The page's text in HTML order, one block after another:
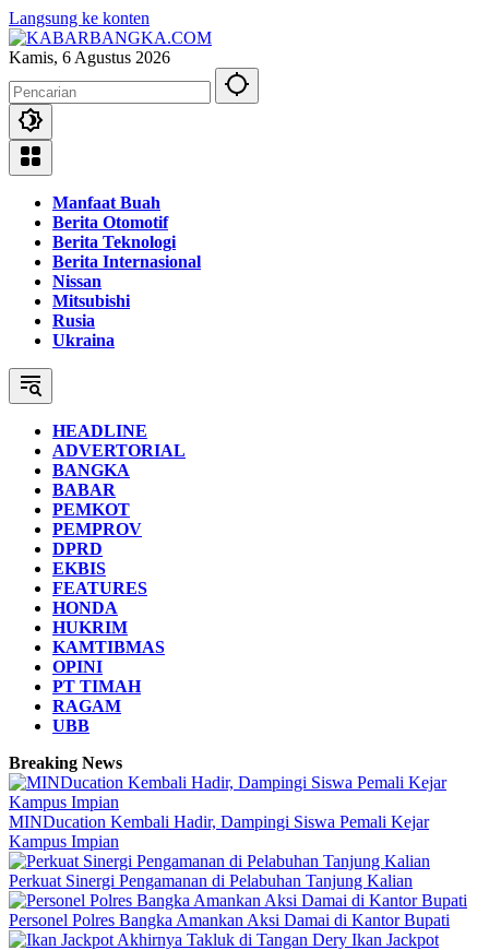
Langsung ke konten
Kamis, 6 Agustus 2026
Manfaat Buah
Berita Otomotif
Berita Teknologi
Berita Internasional
Nissan
Mitsubishi
Rusia
Ukraina
HEADLINE
ADVERTORIAL
BANGKA
BABAR
PEMKOT
PEMPROV
DPRD
EKBIS
FEATURES
HONDA
HUKRIM
KAMTIBMAS
OPINI
PT TIMAH
RAGAM
UBB
Breaking News
MINDucation Kembali Hadir, Dampingi Siswa Pemali Kejar
Kampus Impian
Perkuat Sinergi Pengamanan di Pelabuhan Tanjung Kalian
Personel Polres Bangka Amankan Aksi Damai di Kantor Bupati
Ikan Jackpot